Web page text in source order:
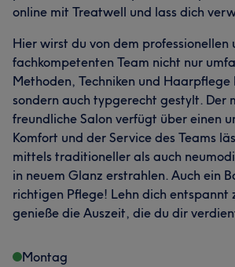
online mit Treatwell und lass dich
Hier wirst du von dem professionellen
fachkompetenten Team nicht nur
Methoden, Techniken und
sondern auch typgerecht gestylt. Der
freundliche Salon verfügt über einen
Komfort und der Service des Teams
mittels traditioneller als auch
in neuem Glanz erstrahlen. Auch ein
richtigen Pflege! Lehn dich entspannt
genieße die Auszeit, die du dir
Montag